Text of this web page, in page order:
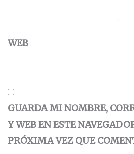
WEB
GUARDA MI NOMBRE,
Y WEB EN ESTE
PRÓXIMA VEZ QUE